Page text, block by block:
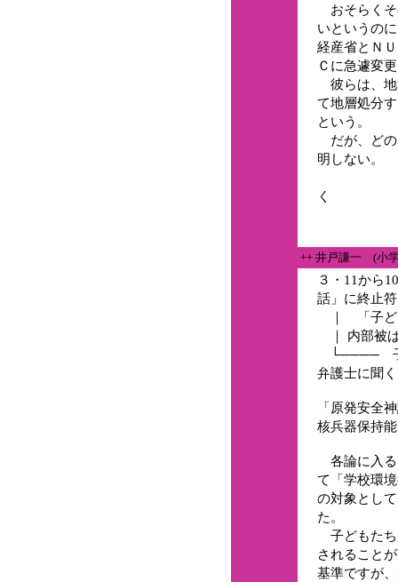
おそらくそ
いというの
経産省とＮ
Ｃに急遽変
彼らは、地
て地層処分
という。
だが、どの
明しない。
く
++ 井戸謙一 (小
３・11から
話」に終止
｜ 「子ど
｜ 内部被
└──── 子
弁護士に聞
「原発安全
核兵器保持
各論に入る
て「学校環
の対象とし
た。
子どもたち
されること
基準ですが